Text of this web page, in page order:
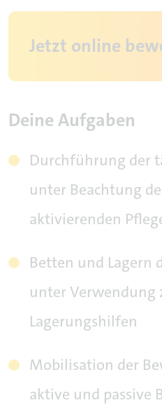
Jetzt online
Deine Aufgaben
Durchführung der
unter Beachtung
aktivierenden
Betten und Lagern
unter Verwendung
Lagerungshilfen
Mobilisation der
aktive und passive